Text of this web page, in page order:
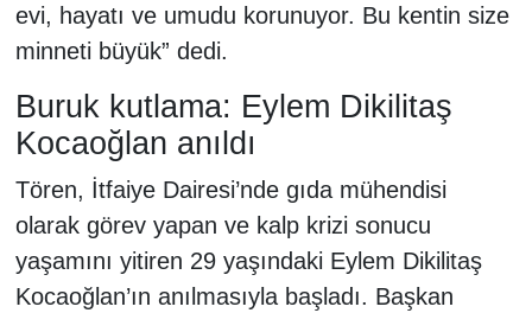
evi, hayatı ve umudu korunuyor. Bu kentin size
minneti büyük” dedi.
Buruk kutlama: Eylem Dikilitaş
Kocaoğlan anıldı
Tören, İtfaiye Dairesi’nde gıda mühendisi
olarak görev yapan ve kalp krizi sonucu
yaşamını yitiren 29 yaşındaki Eylem Dikilitaş
Kocaoğlan’ın anılmasıyla başladı. Başkan